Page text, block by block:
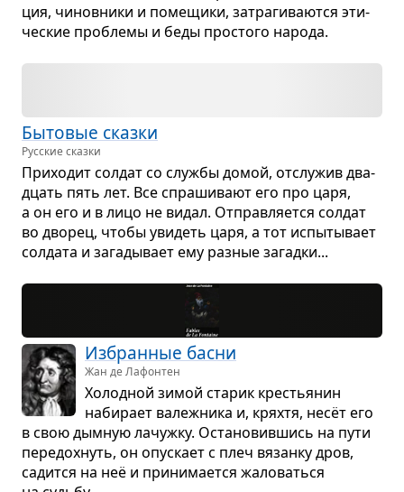
ция, чинов­ники и поме­щики, затра­ги­ва­ются эти­
че­ские про­блемы и беды про­стого народа.
Быто­вые сказки
Русские сказки
При­хо­дит сол­дат со службы домой, отслу­жив два­
дцать пять лет. Все спра­ши­вают его про царя,
а он его и в лицо не видал. Отправ­ля­ется сол­дат
во дво­рец, чтобы уви­деть царя, а тот испы­ты­вает
сол­дата и зага­ды­вает ему раз­ные загадки...
Избран­ные басни
Жан де Лафонтен
Холод­ной зимой ста­рик кре­стья­нин
наби­рает валеж­ника и, кряхтя, несёт его
в свою дым­ную лачужку. Оста­но­вив­шись на пути
пере­дох­нуть, он опус­кает с плеч вязанку дров,
садится на неё и при­ни­ма­ется жало­ваться